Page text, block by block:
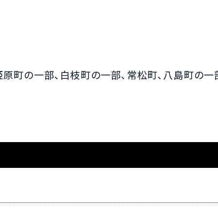
の一部､白枝町の一部､常松町､八島町の一部